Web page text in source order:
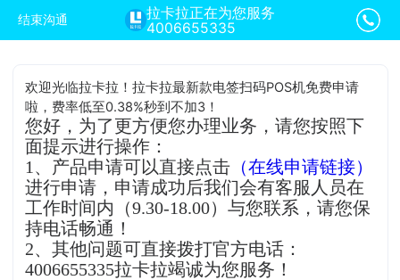
结束沟通
拉卡拉正在为您服务
4006655335
欢迎光临拉卡拉！拉卡拉最新款电签扫码POS机免费申请
啦，费率低至0.38%秒到不加3！
您好，为了更方便您办理业务，请您按照下
面提示进行操作：
1、产品申请可以直接点击 （在线申请链接）
进行申请，申请成功后我们会有客服人员在
工作时间内（9.30-18.00）与您联系，请您保
持电话畅通！
2、其他问题可直接拨打官方电话：
4006655335拉卡拉竭诚为您服务！